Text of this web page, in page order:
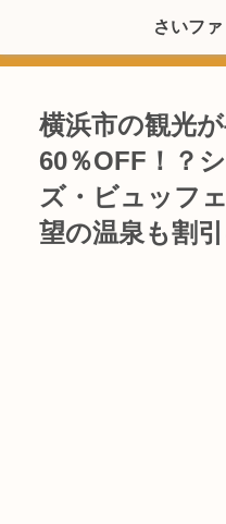
>>【PRのご協力内容更新しま
横浜市の観光
60％OFF！？
ズ・ビュッフ
望の温泉も割
さいファ